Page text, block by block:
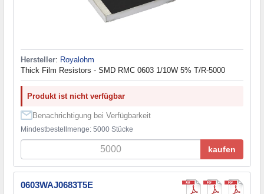
Hersteller: Royalohm
Thick Film Resistors - SMD RMC 0603 1/10W 5% T/R-5000
Produkt ist nicht verfügbar
Benachrichtigung bei Verfügbarkeit
Mindestbestellmenge: 5000 Stücke
kaufen
0603WAJ0683T5E